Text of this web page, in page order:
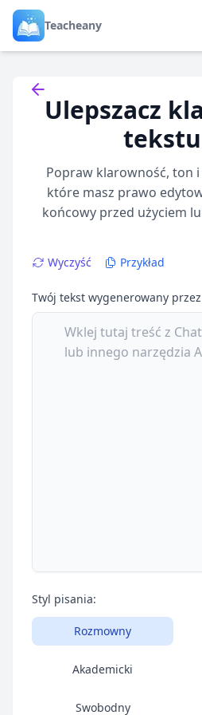
Teacheany
Back to tools
Ulepszacz
Popraw klarowność, ton i
które masz prawo
końcowy przed użyciem
Wyczyść Przykład
Twój tekst wygenerowany
Styl pisania:
Rozmowny
Akademicki
Swobodny